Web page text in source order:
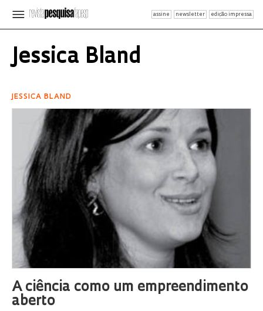
assine newsletter edição impressa
Jessica Bland
JESSICA BLAND
A ciência como um empreendimento
aberto